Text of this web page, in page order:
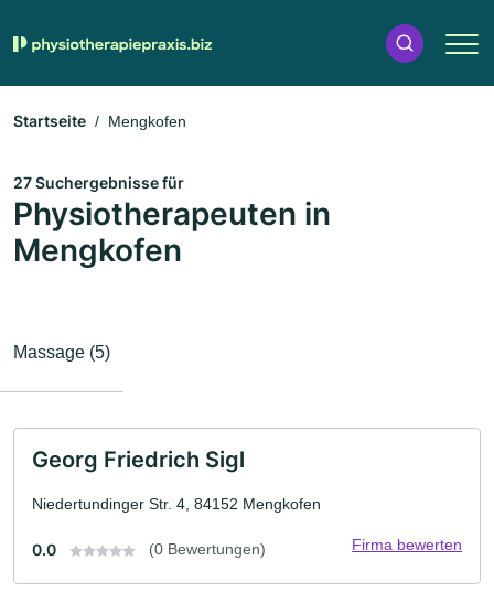
Startseite Mengkofen
27 Suchergebnisse für
Physiotherapeuten in
Mengkofen
Massage (5)
Georg Friedrich Sigl
Niedertundinger Str. 4, 84152 Mengkofen
0.0 (0 Bewertungen) Firma bewerten